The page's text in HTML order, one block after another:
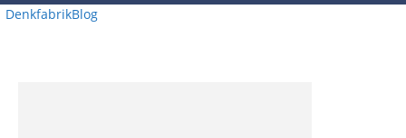
DenkfabrikBlog